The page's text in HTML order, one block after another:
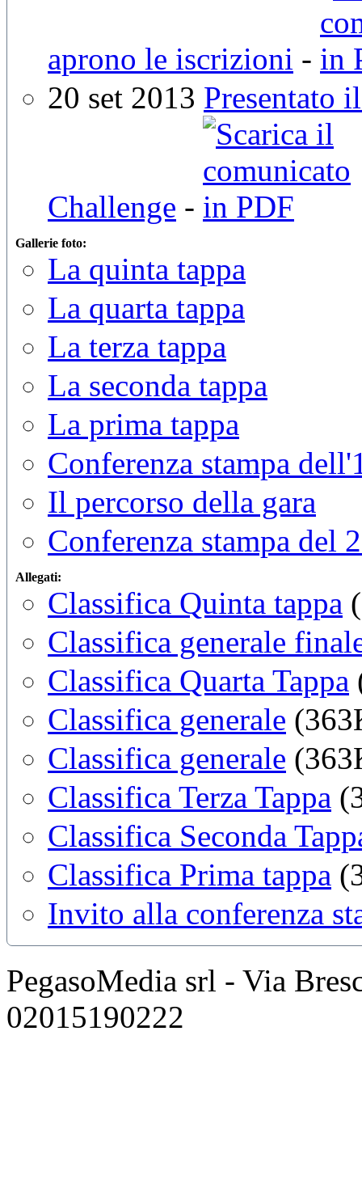
aprono le iscrizioni -
20 set 2013 Presentato
Challenge -
Gallerie foto:
La quinta tappa
La quarta tappa
La terza tappa
La seconda tappa
La prima tappa
Conferenza stampa
Il percorso della gara
Conferenza stampa del
Allegati:
Classifica Quinta tappa
Classifica generale
Classifica Quarta Tappa
Classifica generale
Classifica generale
Classifica Terza Tappa
Classifica Seconda
Classifica Prima tappa
Invito alla conferenza
PegasoMedia srl - Via
02015190222